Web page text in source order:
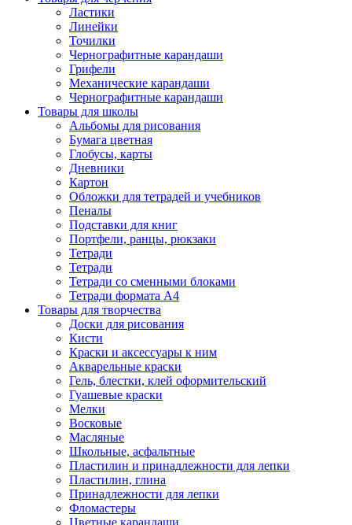
Ластики
Линейки
Точилки
Чернографитные карандаши
Грифели
Механические карандаши
Чернографитные карандаши
Товары для школы
Альбомы для рисования
Бумага цветная
Глобусы, карты
Дневники
Картон
Обложки для тетрадей и учебников
Пеналы
Подставки для книг
Портфели, ранцы, рюкзаки
Тетради
Тетради
Тетради со сменными блоками
Тетради формата А4
Товары для творчества
Доски для рисования
Кисти
Краски и аксессуары к ним
Акварельные краски
Гель, блестки, клей оформительский
Гуашевые краски
Мелки
Восковые
Масляные
Школьные, асфальтные
Пластилин и принадлежности для лепки
Пластилин, глина
Принадлежности для лепки
Фломастеры
Цветные карандаши